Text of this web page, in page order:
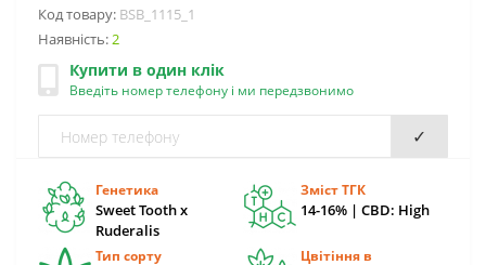
Код товару: BSB_1115_1
Наявність:2
Купити в один клік
Введіть номер телефону і ми передзвонимо
✓
Генетика
Sweet Tooth x
Ruderalis
Зміст ТГК
14-16% | CBD: High
Тип сорту
Цвітіння в